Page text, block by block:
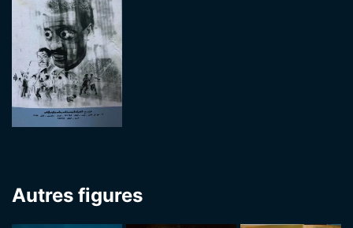
Autres figures